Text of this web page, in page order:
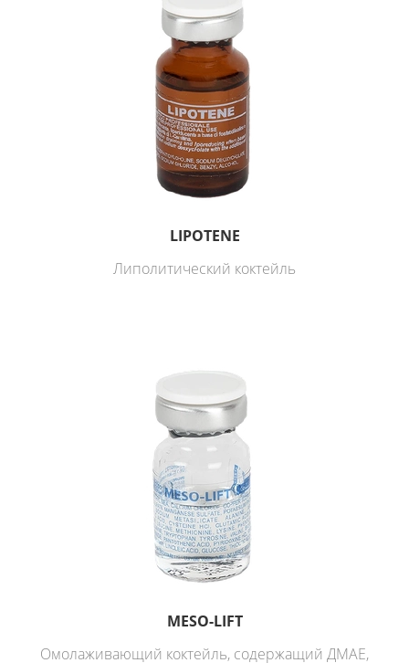
LIPOTENE
Липолитический коктейль
MESO-LIFT
Омолаживающий коктейль, содержащий ДМАЕ,